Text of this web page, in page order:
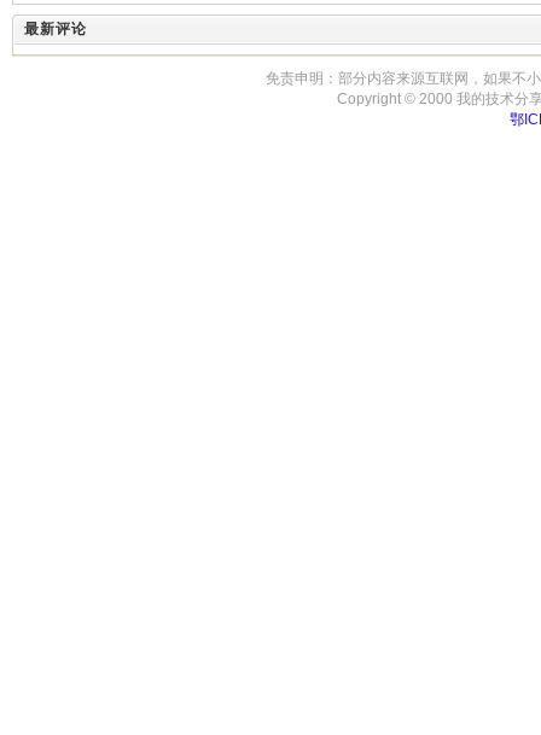
最新评论
免责申明：部分内容来源互联网，如果不
Copyright © 2000 我的技术分
鄂